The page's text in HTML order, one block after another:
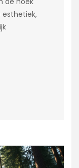
esthetiek,